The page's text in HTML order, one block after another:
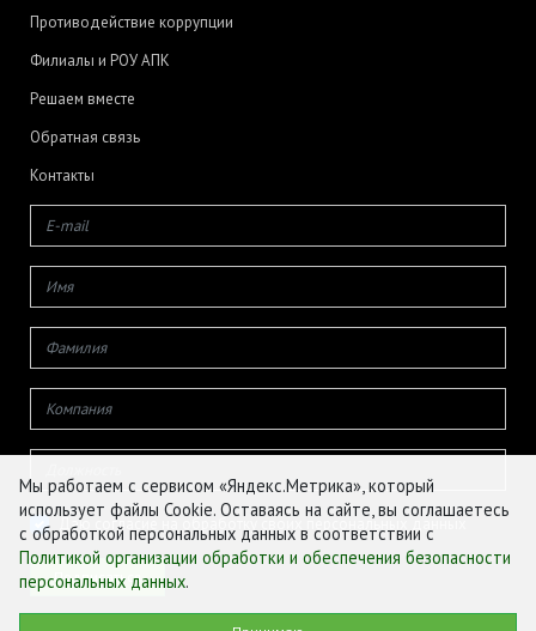
Противодействие коррупции
Филиалы и РОУ АПК
Решаем вместе
Обратная связь
Контакты
Даю согласие на обработку своих персональных данных
Мы работаем с сервисом «Яндекс.Метрика», который
использует файлы Cookie. Оставаясь на сайте, вы соглашаетесь
с обработкой персональных данных в соответствии с
Политикой организации обработки и обеспечения безопасности
персональных данных.